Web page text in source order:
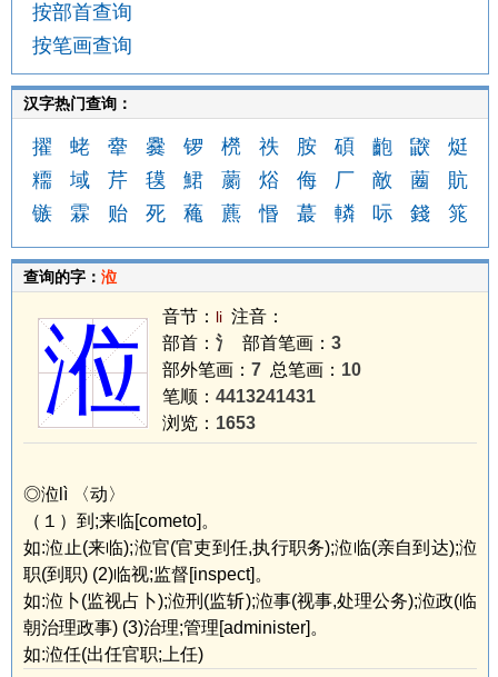
按部首查询
按笔画查询
汉字热门查询：
擢 蛯 舝 爨 锣 橩 祑 胺 碩 齙 鼵
烶
糥
域 芹 氁 鮶 蘮 焀 侮 厂 敵 蔨
貥
镞
霖 贻 死 蘒 藨 惽 蕞 轔 呩 錢 筄
查询的字： 涖
涖 音节： li 注音：
部首： 氵 部首笔画： 3
部外笔画： 7 总笔画： 10
笔顺： 4413241431
浏览： 1653
◎涖lì 〈动〉
（１）到;来临[cometo]。
如:涖止(来临);涖官(官吏到任,执行职务);涖临(亲自到达);涖
职(到职) (2)临视;监督[inspect]。
如:涖卜(监视占卜);涖刑(监斩);涖事(视事,处理公务);涖政(临
朝治理政事) (3)治理;管理[administer]。
如:涖任(出任官职;上任)